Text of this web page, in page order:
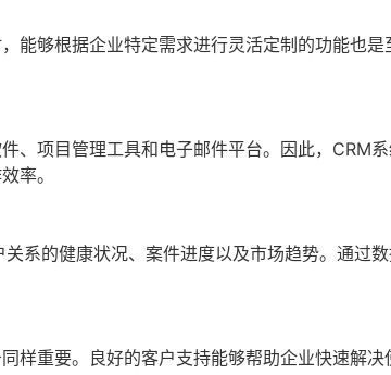
能够根据企业特定需求进行灵活定制的功能也是
、项目管理工具和电子邮件平台。因此，CRM
率。
系的健康状况、案件进度以及市场趋势。通过数
样重要。良好的客户支持能够帮助企业快速解决